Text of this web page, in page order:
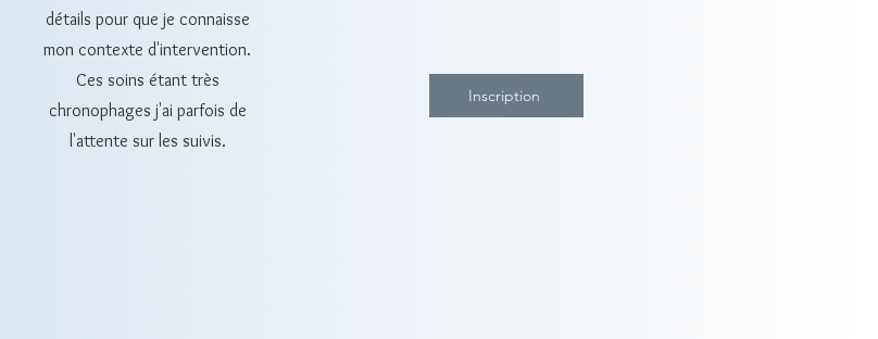
détails pour que je connaisse
mon contexte d'intervention.
Ces soins étant très
chronophages j'ai parfois de
l'attente sur les suivis.
Inscription